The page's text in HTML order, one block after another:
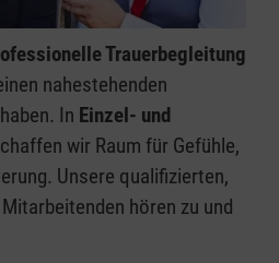
Trauerbegleitung
nahestehenden
In Einzel- und
wir Raum für Gefühle,
Unsere qualifizierten,
hören zu und